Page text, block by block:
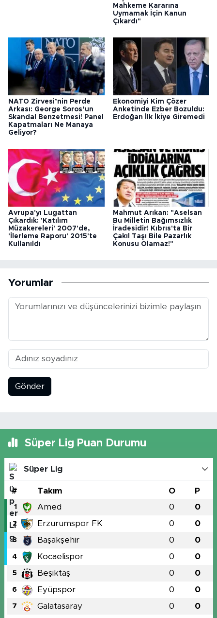
Mahkeme Kararına
Uymamak İçin Kanun
Çıkardı"
NATO Zirvesi’nin Perde
Arkası: George Soros’un
Skandal Benzetmesi! Panel
Kapatmaları Ne Manaya
Geliyor?
Ekonomiyi Kim Çözer
Anketinde Ezber Bozuldu:
Erdoğan İlk İkiye Giremedi
Avrupa'yı Lugattan
Çıkardık: 'Katılım
Müzakereleri' 2007'de,
'İlerleme Raporu' 2015'te
Kullanıldı
Mahmut Arıkan: "Aselsan
Bu Milletin Bağımsızlık
İradesidir! Kıbrıs'ta Bir
Çakıl Taşı Bile Pazarlık
Konusu Olamaz!"
Yorumlar
Gönder
Süper Lig Puan Durumu
Süper Lig
# Takım O P
1 Amed 0 0
2 Erzurumspor FK 0 0
3 Başakşehir 0 0
4 Kocaelispor 0 0
5 Beşiktaş 0 0
6 Eyüpspor 0 0
7 Galatasaray 0 0